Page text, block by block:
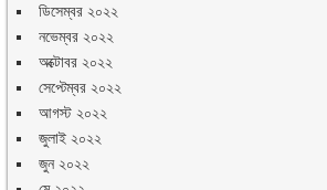
ডিসেম্বর ২০২২
নভেম্বর ২০২২
অক্টোবর ২০২২
সেপ্টেম্বর ২০২২
আগস্ট ২০২২
জুলাই ২০২২
জুন ২০২২